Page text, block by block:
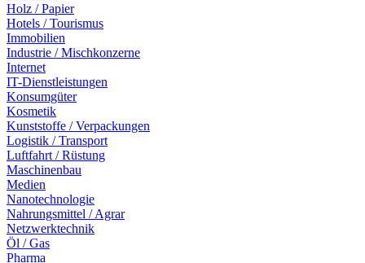
Holz / Papier
Hotels / Tourismus
Immobilien
Industrie / Mischkonzerne
Internet
IT-Dienstleistungen
Konsumgüter
Kosmetik
Kunststoffe / Verpackungen
Logistik / Transport
Luftfahrt / Rüstung
Maschinenbau
Medien
Nanotechnologie
Nahrungsmittel / Agrar
Netzwerktechnik
Öl / Gas
Pharma